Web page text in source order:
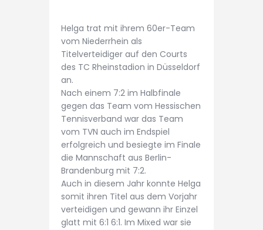
Helga trat mit ihrem 60er-Team
vom Niederrhein als
Titelverteidiger auf den Courts
des TC Rheinstadion in Düsseldorf
an.
Nach einem 7:2 im Halbfinale
gegen das Team vom Hessischen
Tennisverband war das Team
vom TVN auch im Endspiel
erfolgreich und besiegte im Finale
die Mannschaft aus Berlin-
Brandenburg mit 7:2.
Auch in diesem Jahr konnte Helga
somit ihren Titel aus dem Vorjahr
verteidigen und gewann ihr Einzel
glatt mit 6:1 6:1. Im Mixed war sie